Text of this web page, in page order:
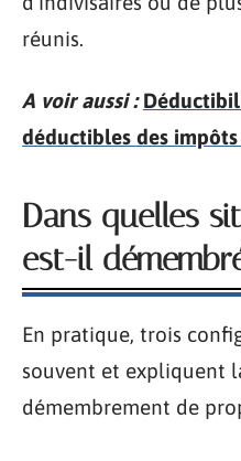
réunis.
A voir aussi :
déductibles des impôts
Dans quelles
est-il
En pratique, trois
souvent et expliquent
démembrement de